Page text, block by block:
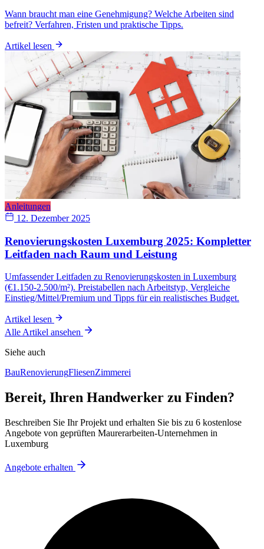
Wann braucht man eine Genehmigung? Welche Arbeiten sind
befreit? Verfahren, Fristen und praktische Tipps.
Artikel lesen
Anleitungen
12. Dezember 2025
Renovierungskosten Luxemburg 2025: Kompletter
Leitfaden nach Raum und Leistung
Umfassender Leitfaden zu Renovierungskosten in Luxemburg
(€1.150-2.500/m²). Preistabellen nach Arbeitstyp, Vergleiche
Einstieg/Mittel/Premium und Tipps für ein realistisches Budget.
Artikel lesen
Alle Artikel ansehen
Siehe auch
BauRenovierungFliesenZimmerei
Bereit, Ihren Handwerker zu Finden?
Beschreiben Sie Ihr Projekt und erhalten Sie bis zu 6 kostenlose
Angebote von geprüften Maurerarbeiten-Unternehmen in
Luxemburg
Angebote erhalten